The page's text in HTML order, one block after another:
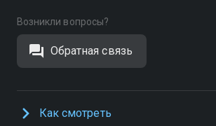
Возникли вопросы?
Обратная связь
Как смотреть